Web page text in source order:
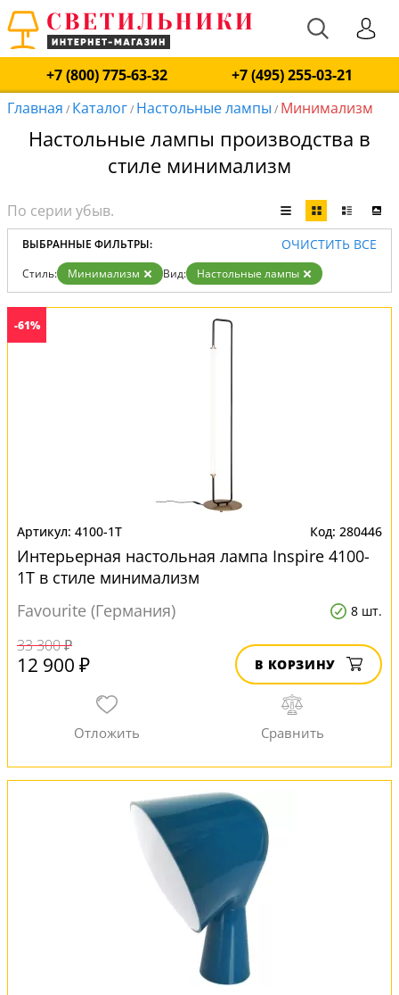
+7 (800) 775-63-32
+7 (495) 255-03-21
Главная / Каталог/ Настольные лампы / Минимализм
Настольные лампы производства в
стиле минимализм
ВЫБРАННЫЕ ФИЛЬТРЫ: ОЧИСТИТЬ ВСЕ
Стиль: Минимализм Вид: Настольные лампы
-61%
4100-1T 280446
Интерьерная настольная лампа Inspire 4100-
1T в стиле минимализм
Favourite (Германия)
8 шт.
33 300 ₽
12 900 ₽ В КОРЗИНУ